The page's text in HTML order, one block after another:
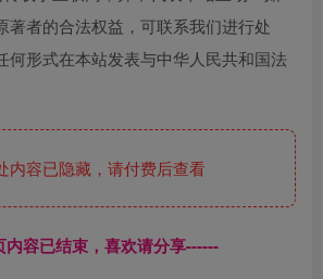
著者的合法权益，可联系我们进行处
何形式在本站发表与中华人民共和国法
容已隐藏，请付费后查看
内容已结束，喜欢请分享------